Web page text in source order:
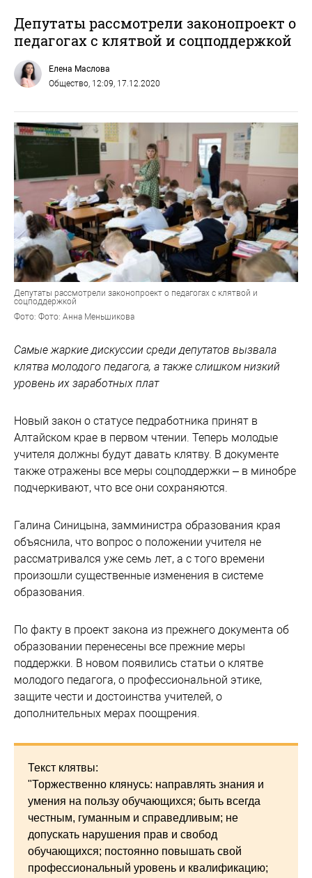
Депутаты рассмотрели законопроект о
педагогах с клятвой и соцподдержкой
Елена Маслова
Общество , 12:09, 17.12.2020
Депутаты рассмотрели законопроект о педагогах с клятвой и
соцподдержкой
Фото: Фото: Анна Меньшикова
Самые жаркие дискуссии среди депутатов вызвала
клятва молодого педагога, а также слишком низкий
уровень их заработных плат
Новый закон о статусе педработника принят в
Алтайском крае в первом чтении. Теперь молодые
учителя должны будут давать клятву. В документе
также отражены все меры соцподдержки – в минобре
подчеркивают, что все они сохраняются.
Галина Синицына, замминистра образования края
объяснила, что вопрос о положении учителя не
рассматривался уже семь лет, а с того времени
произошли существенные изменения в системе
образования.
По факту в проект закона из прежнего документа об
образовании перенесены все прежние меры
поддержки. В новом появились статьи о клятве
молодого педагога, о профессиональной этике,
защите чести и достоинства учителей, о
дополнительных мерах поощрения.
Текст клятвы:
"Торжественно клянусь: направлять знания и
умения на пользу обучающихся; быть всегда
честным, гуманным и справедливым; не
допускать нарушения прав и свобод
обучающихся; постоянно повышать свой
профессиональный уровень и квалификацию;